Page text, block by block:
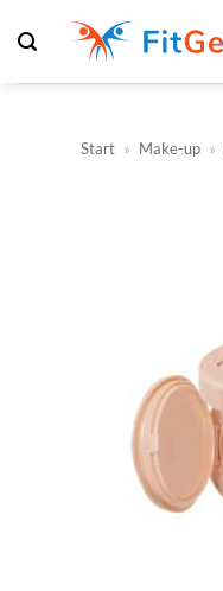
Inhalt
springen
Start » Make-up »